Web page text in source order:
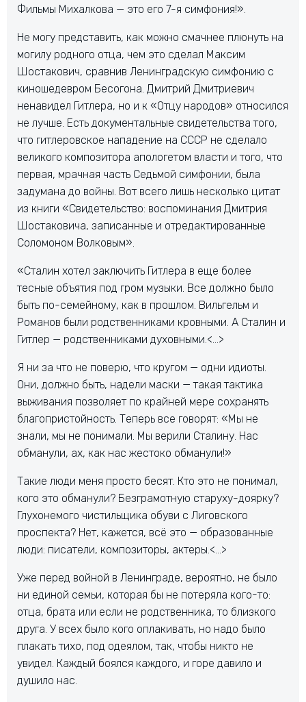
Фильмы Михалкова — это его 7-я симфония!».
Не могу представить, как можно смачнее плюнуть на
могилу родного отца, чем это сделал Максим
Шостакович, сравнив Ленинградскую симфонию с
киношедевром Бесогона. Дмитрий Дмитриевич
ненавидел Гитлера, но и к «Отцу народов» относился
не лучше. Есть документальные свидетельства того,
что гитлеровское нападение на СССР не сделало
великого композитора апологетом власти и того, что
первая, мрачная часть Седьмой симфонии, была
задумана до войны. Вот всего лишь несколько цитат
из книги «Свидетельство: воспоминания Дмитрия
Шостаковича, записанные и отредактированные
Соломоном Волковым».
«Сталин хотел заключить Гитлера в еще более
тесные объятия под гром музыки. Все должно было
быть по-семейному, как в прошлом. Вильгельм и
Романов были родственниками кровными. А Сталин и
Гитлер — родственниками духовными.<…>
Я ни за что не поверю, что кругом — одни идиоты.
Они, должно быть, надели маски — такая тактика
выживания позволяет по крайней мере сохранять
благопристойность. Теперь все говорят: «Мы не
знали, мы не понимали. Мы верили Сталину. Нас
обманули, ах, как нас жестоко обманули!»
Такие люди меня просто бесят. Кто это не понимал,
кого это обманули? Безграмотную старуху-доярку?
Глухонемого чистильщика обуви с Лиговского
проспекта? Нет, кажется, всё это — образованные
люди: писатели, композиторы, актеры.<…>
Уже перед войной в Ленинграде, вероятно, не было
ни единой семьи, которая бы не потеряла кого-то:
отца, брата или если не родственника, то близкого
друга. У всех было кого оплакивать, но надо было
плакать тихо, под одеялом, так, чтобы никто не
увидел. Каждый боялся каждого, и горе давило и
душило нас.